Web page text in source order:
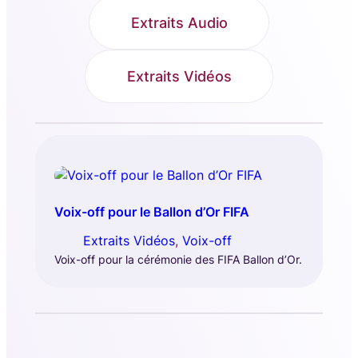
Extraits Audio
Extraits Vidéos
Voix-off pour le Ballon d’Or FIFA
Extraits Vidéos, Voix-off
Voix-off pour la cérémonie des FIFA Ballon d’Or.